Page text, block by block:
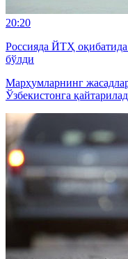
20:20
Россияда ЙТҲ
бўлди
Марҳумларнинг
Ўзбекистонга